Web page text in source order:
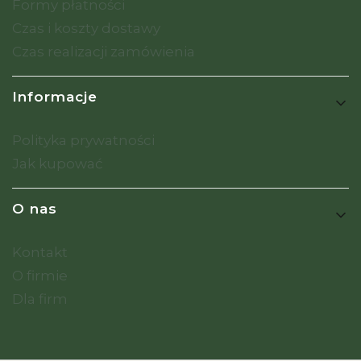
Formy płatności
Czas i koszty dostawy
Czas realizacji zamówienia
Informacje
Polityka prywatności
Jak kupować
O nas
Kontakt
O firmie
Dla firm